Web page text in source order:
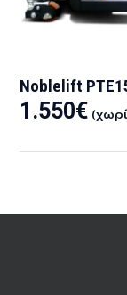
Noblelift
1.550€